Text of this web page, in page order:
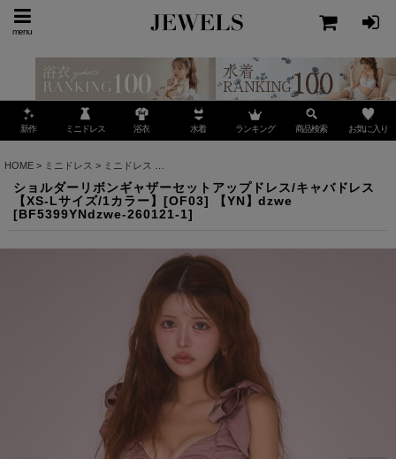
menu
新作 ミニドレス 浴衣 水着 ランキング 商品検索 お気に入り
HOME > ミニドレス > ミニドレス
ショルダーリボンギャザーセットアップドレス/キャバドレス
【XS-Lサイズ/1カラー】[OF03] 【YN】dzwe
[BF5399YNdzwe-260121-1]